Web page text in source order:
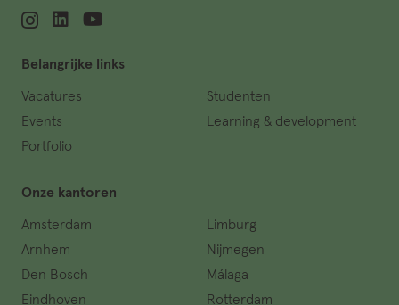
Belangrijke links
Vacatures
Events
Portfolio
Studenten
Learning & development
Onze kantoren
Amsterdam
Arnhem
Den Bosch
Eindhoven
Limburg
Nijmegen
Málaga
Rotterdam